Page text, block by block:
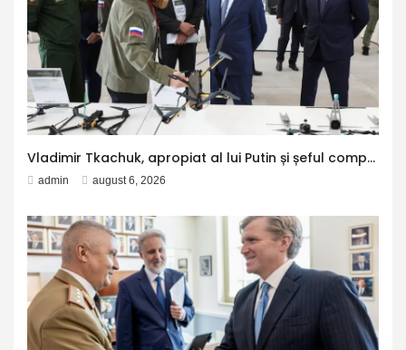
Vladimir Tkachuk, apropiat al lui Putin și șeful companiei care produce drone kamikaze pentru armată rusă, este în stare critică după ce mașina sa a explodat
admin august 6, 2026